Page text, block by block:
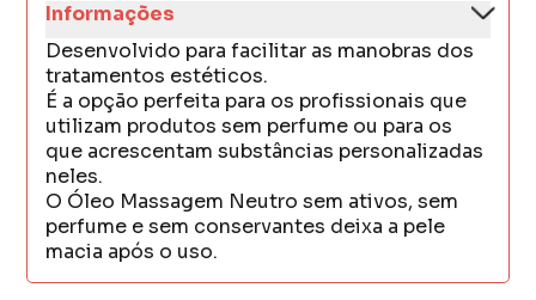
Informações
Desenvolvido para facilitar as manobras dos
tratamentos estéticos.
É a opção perfeita para os profissionais que
utilizam produtos sem perfume ou para os
que acrescentam substâncias personalizadas
neles.
O Óleo Massagem Neutro sem ativos, sem
perfume e sem conservantes deixa a pele
macia após o uso.